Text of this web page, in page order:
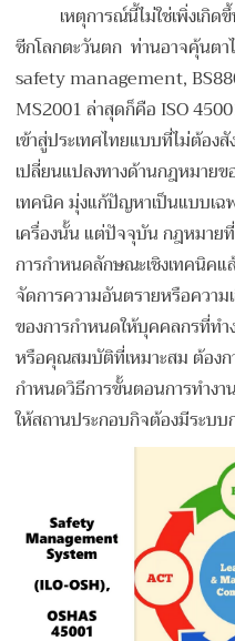
เหตุการณ์นี้ไม่ใช่เพิ่งเกิดขึ้
ซีกโลกตะวันตก ท่านอาจคุ้นต
safety management,
MS2001 ล่าสุดก็คือ ISO
เข้าสู่ประเทศไทยแบบที่ไม่ต้อง
เปลี่ยนแปลงทางด้านกฎหมายข
เทคนิค มุ่งแก้ปัญหาเป็นแบบเ
เครื่องนั้น แต่ปัจจุบัน กฎหมา
การกำหนดลักษณะเชิงเทคนิค
จัดการความอันตรายหรือความ
ของการกำหนดให้บุคคลกรที่ท
หรือคุณสมบัติที่เหมาะสม ต้องก
กำหนดวิธีการขั้นตอนการทำง
ให้สถานประกอบกิจต้องมีระบ